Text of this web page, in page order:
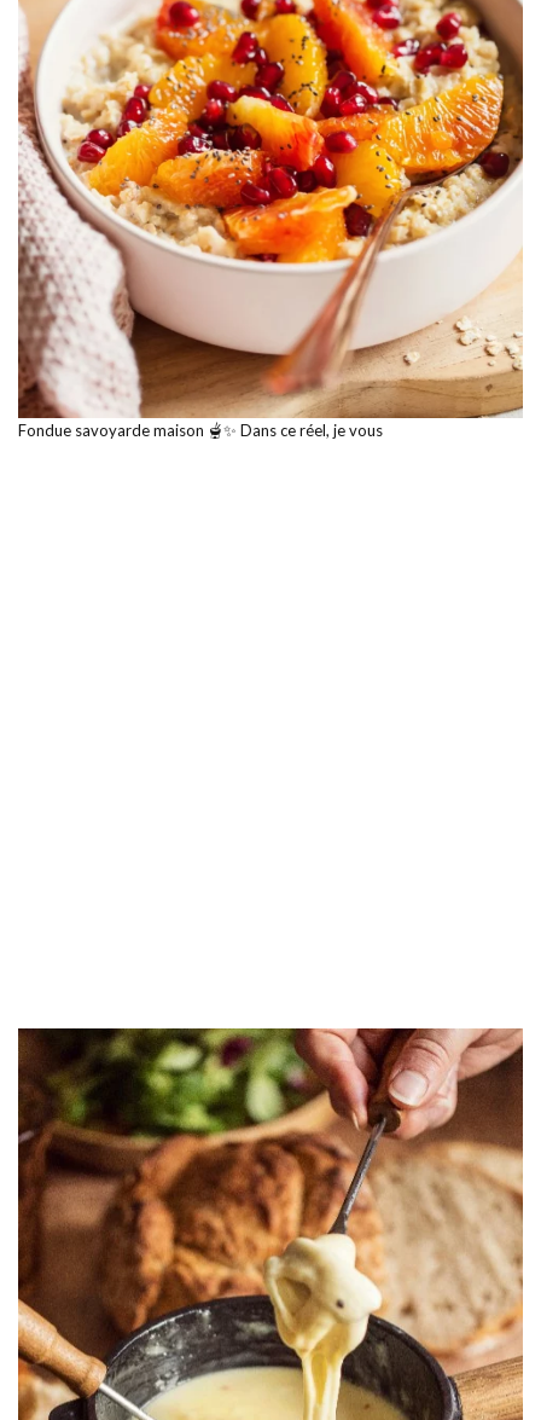
Fondue savoyarde maison 🫕✨ Dans ce réel, je vous